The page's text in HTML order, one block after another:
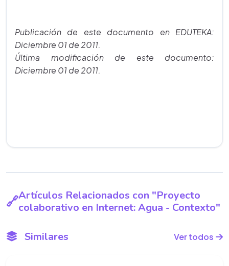
Publicación de este documento en EDUTEKA:
Diciembre 01 de 2011.
Última modificación de este documento:
Diciembre 01 de 2011.
Artículos Relacionados con "Proyecto
colaborativo en Internet: Agua - Contexto"
Similares Ver todos